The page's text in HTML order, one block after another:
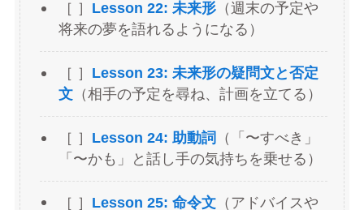
［ ］ Lesson 22: 未来形（週末の予定や
将来の夢を語れるようになる）
［ ］ Lesson 23: 未来形の疑問文と否定
文（相手の予定を尋ね、計画を立てる）
［ ］ Lesson 24: 助動詞
（「〜すべき」
「〜かも」と話し手の気持ちを乗せる）
［ ］ Lesson 25: 命令文（アドバイスや